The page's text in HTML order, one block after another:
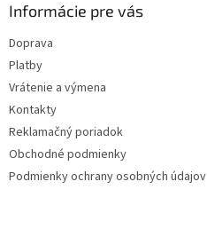
Informácie pre vás
Doprava
Platby
Vrátenie a výmena
Kontakty
Reklamačný poriadok
Obchodné podmienky
Podmienky ochrany osobných údajov